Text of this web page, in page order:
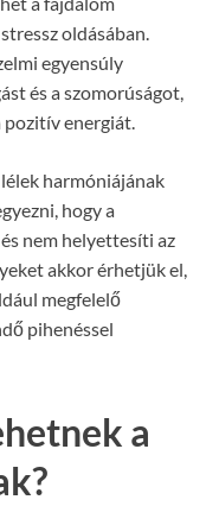
oldásában.
egyensúly
és a szomorúságot,
pozitív energiát.
harmóniájának
hogy a
nem helyettesíti az
akkor érhetjük el,
megfelelő
pihenéssel
a